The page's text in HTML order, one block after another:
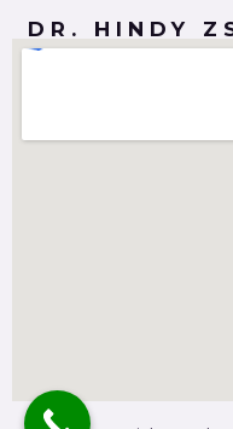
DR. HINDY